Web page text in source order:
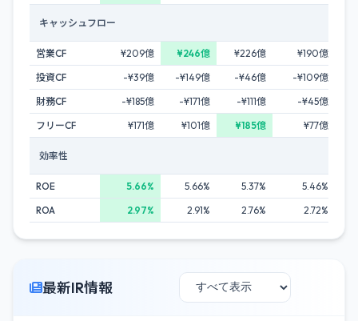
キャッシュフロー
営業CF ¥209億 ¥246億 ¥226億
¥190億
投資CF
-¥39億 -¥149億 -¥46億
-¥109億
財務CF
-¥185億 -¥171億 -¥111億
-¥45億
フリーCF
¥171億 ¥101億 ¥185億 ¥77億
効率性
ROE 5.66% 5.66% 5.37%
5.46%
ROA
2.97% 2.91% 2.76% 2.72%
最新IR情報